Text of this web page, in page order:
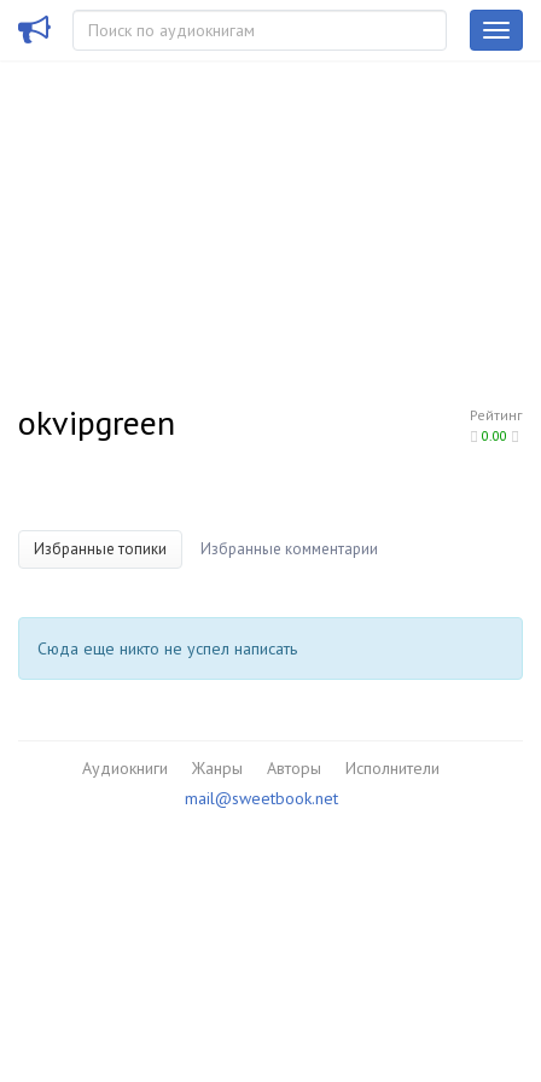
Рейтинг
0.00
okvipgreen
Избранные топики Избранные комментарии
Сюда еще никто не успел написать
Аудиокниги Жанры Авторы
Исполнители
mail@sweetbook.net